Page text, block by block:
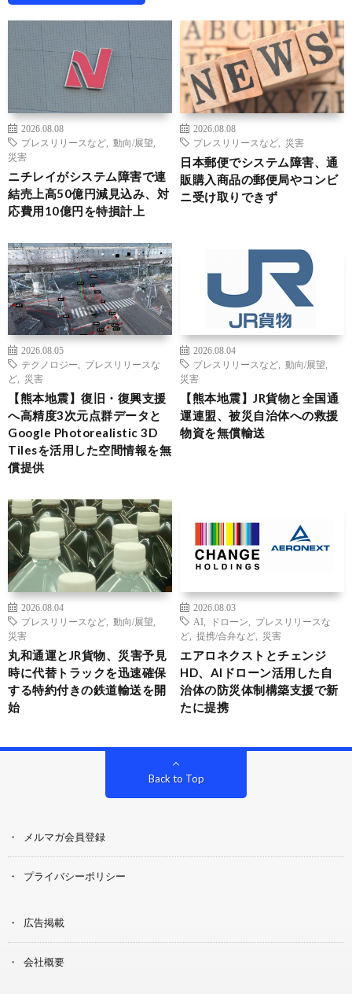
2026.08.08
プレスリリースなど
動向/展望
災害
ニチレイがシステム障害で連
結売上高50億円減見込み、対
応費用10億円を特損計上
2026.08.08
プレスリリースなど
災害
日本郵便でシステム障害、通
販購入商品の郵便局やコンビ
ニ受け取りできず
2026.08.05
テクノロジー
プレスリリースな
ど
災害
【熊本地震】復旧・復興支援
へ高精度3次元点群データと
Google Photorealistic 3D
Tilesを活用した空間情報を無
償提供
2026.08.04
プレスリリースなど
動向/展望
災害
【熊本地震】JR貨物と全国通
運連盟、被災自治体への救援
物資を無償輸送
2026.08.04
プレスリリースなど
動向/展望
災害
丸和通運とJR貨物、災害予見
時に代替トラックを迅速確保
する特約付きの鉄道輸送を開
始
2026.08.03
AI
ドローン
プレスリリースな
ど
提携/合弁など 災害
エアロネクストとチェンジ
HD、AIドローン活用した自
治体の防災体制構築支援で新
たに提携
Back to Top
メルマガ会員登録
プライバシーポリシー
広告掲載
会社概要